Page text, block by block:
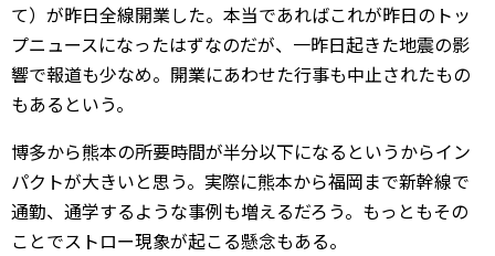
て）が昨日全線開業した。本当であればこれが昨日のトッ
プニュースになったはずなのだが、一昨日起きた地震の影
響で報道も少なめ。開業にあわせた行事も中止されたもの
もあるという。
博多から熊本の所要時間が半分以下になるというからイン
パクトが大きいと思う。実際に熊本から福岡まで新幹線で
通勤、通学するような事例も増えるだろう。もっともその
ことでストロー現象が起こる懸念もある。